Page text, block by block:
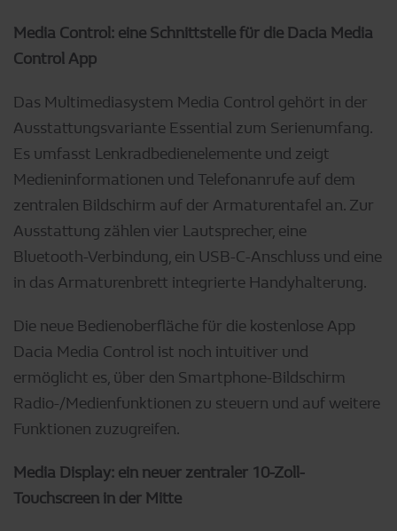
Media Control: eine Schnittstelle für die Dacia Media
Control App
Das Multimediasystem Media Control gehört in der
Ausstattungsvariante Essential zum Serienumfang.
Es umfasst Lenkradbedienelemente und zeigt
Medieninformationen und Telefonanrufe auf dem
zentralen Bildschirm auf der Armaturentafel an. Zur
Ausstattung zählen vier Lautsprecher, eine
Bluetooth-Verbindung, ein USB-C-Anschluss und eine
in das Armaturenbrett integrierte Handyhalterung.
Die neue Bedienoberfläche für die kostenlose App
Dacia Media Control ist noch intuitiver und
ermöglicht es, über den Smartphone-Bildschirm
Radio-/Medienfunktionen zu steuern und auf weitere
Funktionen zuzugreifen.
Media Display: ein neuer zentraler 10-Zoll-
Touchscreen in der Mitte